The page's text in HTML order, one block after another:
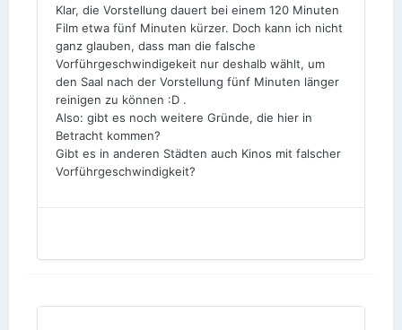
Klar, die Vorstellung dauert bei einem 120 Minuten
Film etwa fünf Minuten kürzer. Doch kann ich nicht
ganz glauben, dass man die falsche
Vorführgeschwindigekeit nur deshalb wählt, um
den Saal nach der Vorstellung fünf Minuten länger
reinigen zu können :D .
Also: gibt es noch weitere Gründe, die hier in
Betracht kommen?
Gibt es in anderen Städten auch Kinos mit falscher
Vorführgeschwindigkeit?